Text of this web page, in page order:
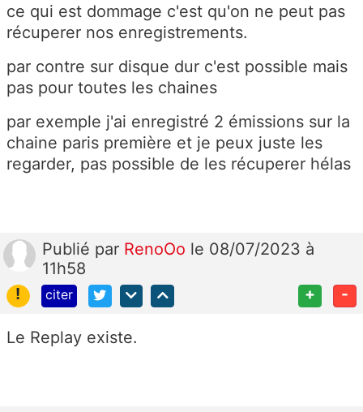
ce qui est dommage c'est qu'on ne peut pas
récuperer nos enregistrements.
par contre sur disque dur c'est possible mais
pas pour toutes les chaines
par exemple j'ai enregistré 2 émissions sur la
chaine paris première et je peux juste les
regarder, pas possible de les récuperer hélas
Publié par RenoOo le 08/07/2023 à
11h58
!
citer + -
Le Replay existe.